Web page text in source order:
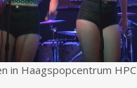
in Haagspopcentrum